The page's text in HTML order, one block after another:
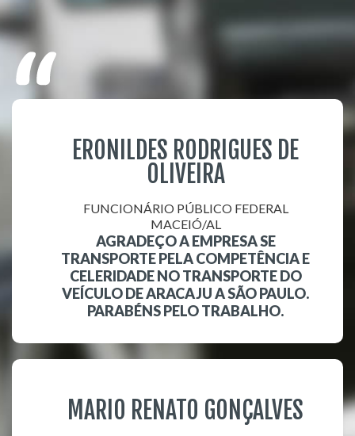
ERONILDES RODRIGUES DE
OLIVEIRA
FUNCIONÁRIO PÚBLICO FEDERAL
MACEIÓ/AL
AGRADEÇO A EMPRESA SE
TRANSPORTE PELA COMPETÊNCIA E
CELERIDADE NO TRANSPORTE DO
VEÍCULO DE ARACAJU A SÃO PAULO.
PARABÉNS PELO TRABALHO.
MARIO RENATO GONÇALVES